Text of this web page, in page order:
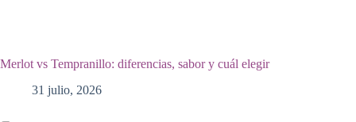
Merlot vs Tempranillo: diferencias, sabor y cuál elegir
31 julio, 2026